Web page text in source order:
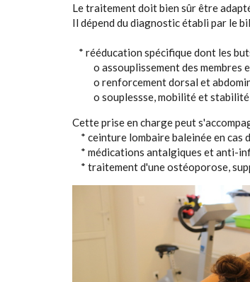
Le traitement doit bien sûr être
Il dépend du diagnostic établi par le
* rééducation spécifique dont les
o assouplissement des membres
o renforcement dorsal et
o souplessse, mobilité et stabilité
Cette prise en charge peut
* ceinture lombaire baleinée en cas
* médications antalgiques et anti-
* traitement d'une ostéoporose,